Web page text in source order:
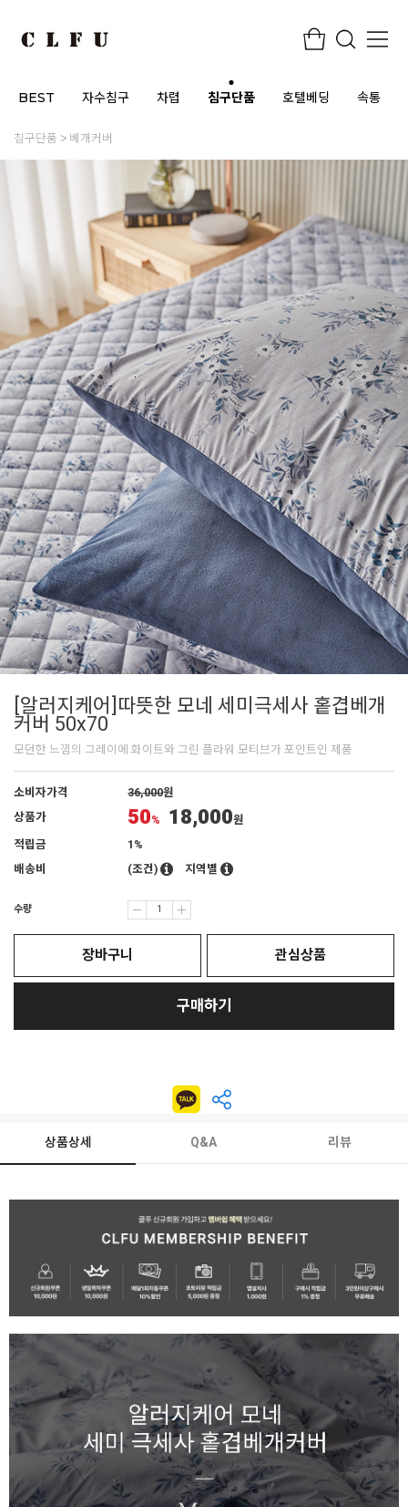
BEST 자수침구 차렵 침구단품 호텔베딩 속통
침구단품 베개커버
[알러지케어]따뜻한 모네 세미극세사 홑겹베개
커버 50x70
모던한 느낌의 그레이에 화이트와 그린 플라워 모티브가 포인트인 제품
소비자가격 36,000원
상품가
50% 18,000원
적립금
1%
배송비
(조건) 지역별
수량
장바구니 관심상품
구매하기
상품상세 Q&A 리뷰